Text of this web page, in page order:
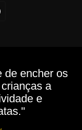
de encher os
a
e